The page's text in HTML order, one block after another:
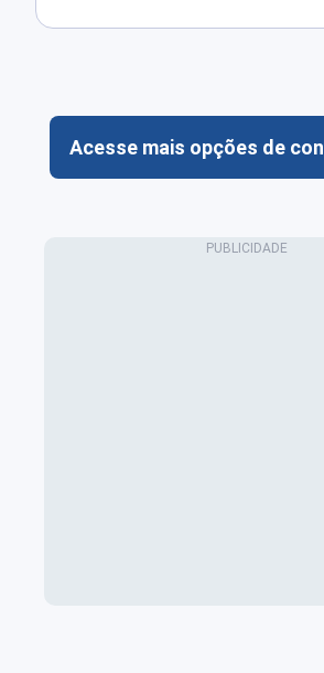
Acesse mais opções de